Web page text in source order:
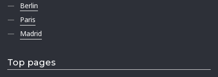
Berlin
Paris
Madrid
Top pages